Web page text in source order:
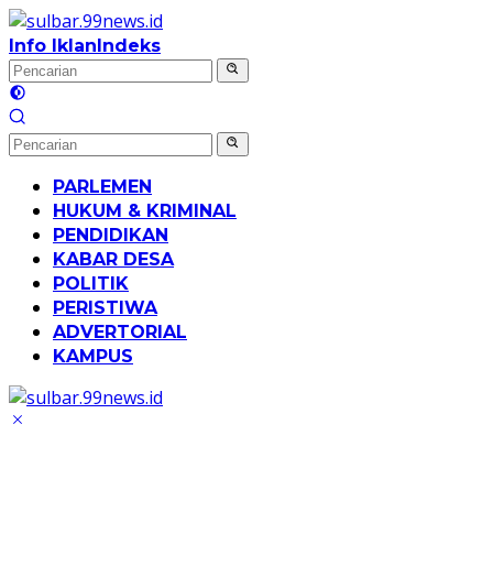
Langsung
ke
konten
Info IklanIndeks
PARLEMEN
HUKUM & KRIMINAL
PENDIDIKAN
KABAR DESA
POLITIK
PERISTIWA
ADVERTORIAL
KAMPUS